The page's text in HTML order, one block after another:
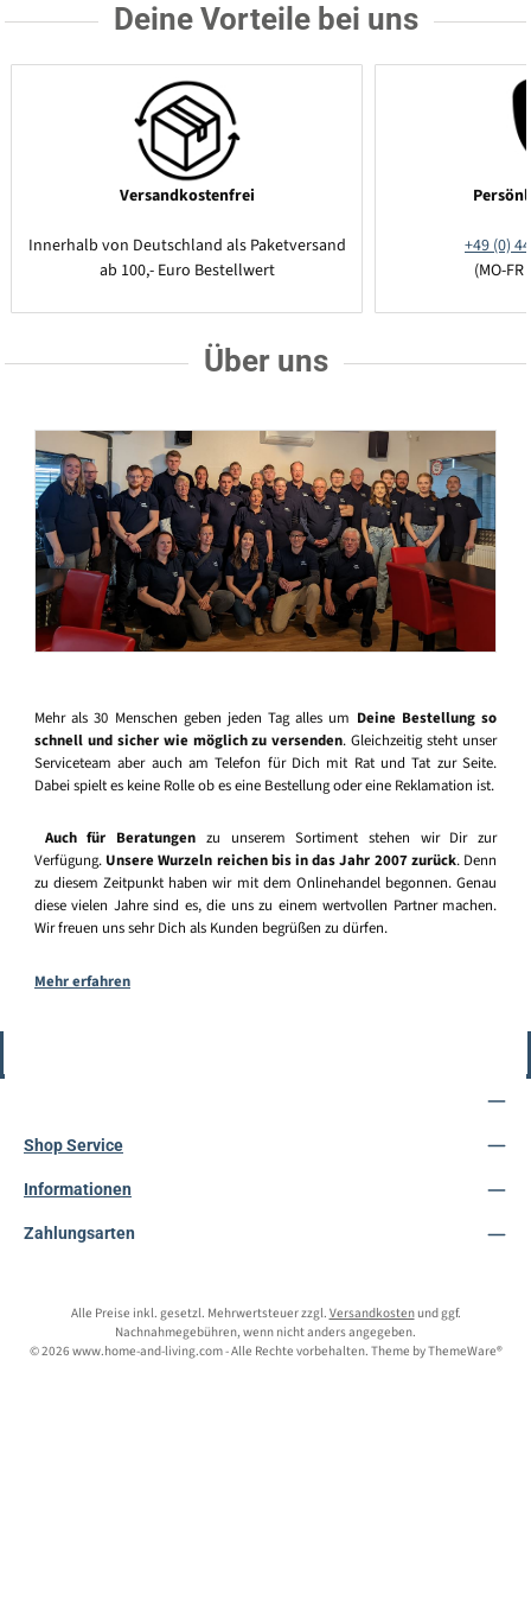
Deine Vorteile bei uns
Versandkostenfrei
Innerhalb von Deutschland als Paketversand
ab 100,- Euro Bestellwert
+49 (0)
(MO-
Über uns
Mehr als 30 Menschen geben jeden Tag alles um Deine Bestellung so
schnell und sicher wie möglich zu versenden. Gleichzeitig steht unser
Serviceteam aber auch am Telefon für Dich mit Rat und Tat zur Seite.
Dabei spielt es keine Rolle ob es eine Bestellung oder eine Reklamation ist.
Auch für Beratungen zu unserem Sortiment stehen wir Dir zur
Verfügung. Unsere Wurzeln reichen bis in das Jahr 2007 zurück. Denn
zu diesem Zeitpunkt haben wir mit dem Onlinehandel begonnen. Genau
diese vielen Jahre sind es, die uns zu einem wertvollen Partner machen.
Wir freuen uns sehr Dich als Kunden begrüßen zu dürfen.
Mehr erfahren
Shop Service
Informationen
Zahlungsarten
Alle Preise inkl. gesetzl. Mehrwertsteuer zzgl. Versandkostenund ggf.
Nachnahmegebühren, wenn nicht anders angegeben.
© 2026 www.home-and-living.com - Alle Rechte vorbehalten. Theme byThemeWare®